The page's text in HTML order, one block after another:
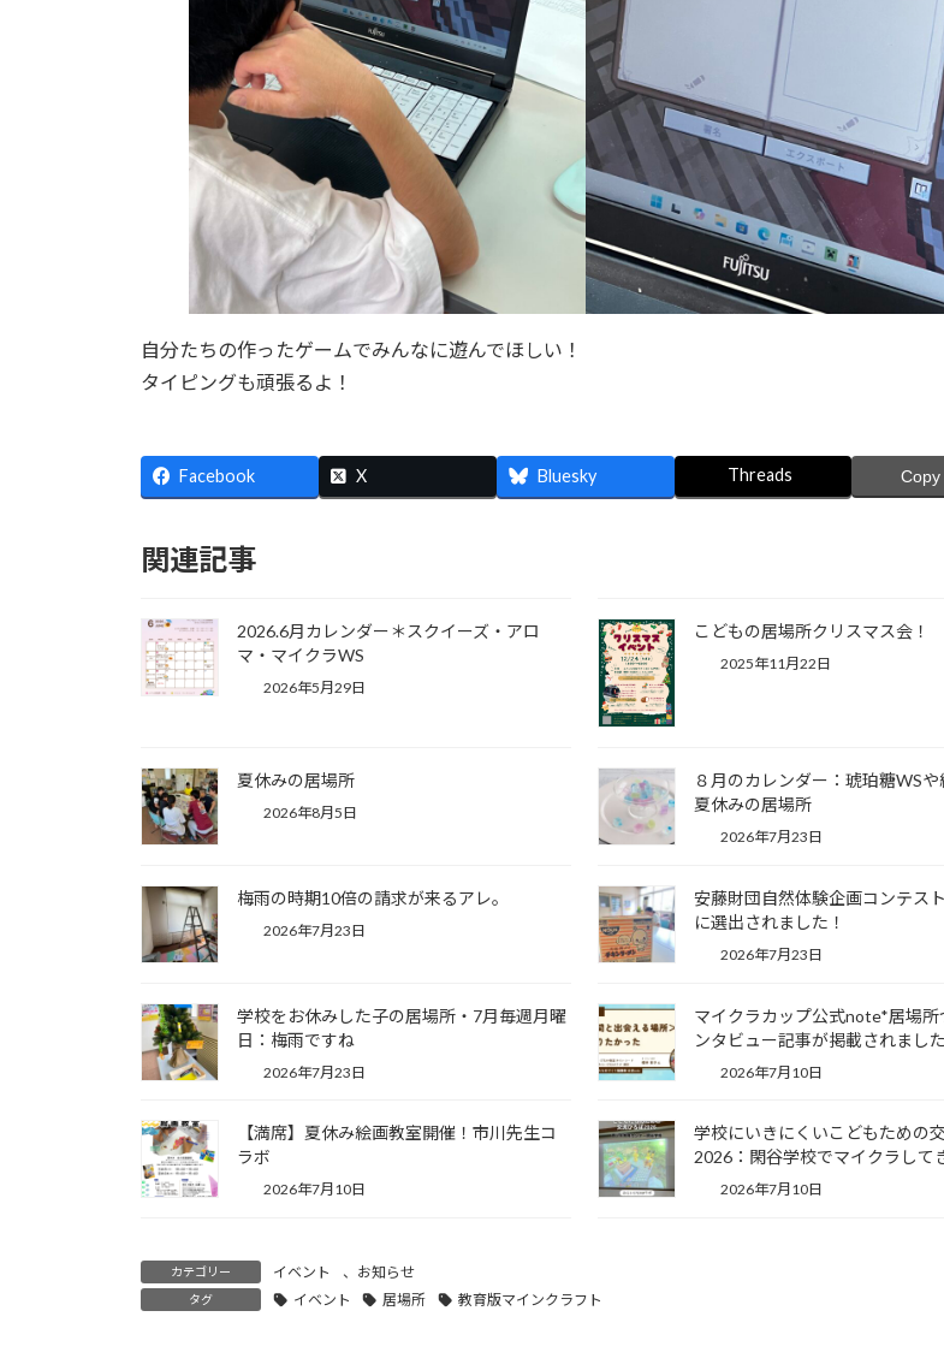
自分たちの作ったゲームでみんなに遊んでほしい！
タイピングも頑張るよ！
Facebook X Bluesky Threads Copy
関連記事
2026.6月カレンダー＊スクイーズ・アロ
マ・マイクラWS
2026年5月29日
こどもの居場所クリスマス会！
2025年11月22日
夏休みの居場所
2026年8月5日
８月のカレンダー：琥珀糖WSや
夏休みの居場所
2026年7月23日
梅雨の時期10倍の請求が来るアレ。
2026年7月23日
安藤財団自然体験企画コンテス
に選出されました！
2026年7月23日
学校をお休みした子の居場所・7月毎週月曜
日：梅雨ですね
2026年7月23日
マイクラカップ公式note*居場所
ンタビュー記事が掲載されました
2026年7月10日
【満席】夏休み絵画教室開催！市川先生コ
ラボ
2026年7月10日
学校にいきにくいこどもための
2026：閑谷学校でマイクラして
2026年7月10日
カテゴリー イベント 、 お知らせ
タグ イベント 居場所 教育版マインクラフト